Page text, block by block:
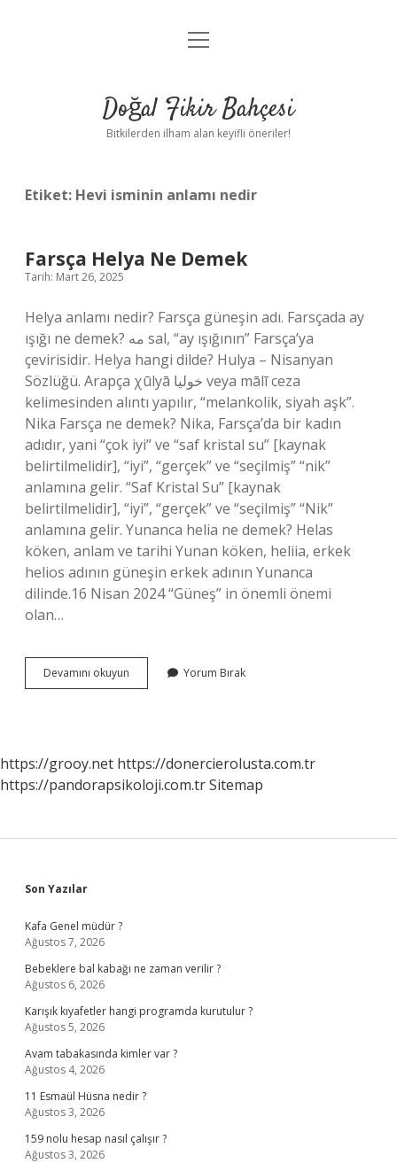
Anasayfa
Yasal Uyarı
menüyü
Doğal Fikir Bahçesi
Bitkilerden ilham alan keyifli öneriler!
Etiket: Hevi isminin anlamı nedir
Farsça Helya Ne Demek
Tarih: Mart 26, 2025
Helya anlamı nedir? Farsça güneşin adı. Farsçada ay
ışığı ne demek? مه sal, “ay ışığının” Farsça’ya
çevirisidir. Helya hangi dilde? Hulya – Nisanyan
Sözlüğü. Arapça χūlyā خوليا veya mālī ceza
kelimesinden alıntı yapılır, “melankolik, siyah aşk”.
Nika Farsça ne demek? Nika, Farsça’da bir kadın
adıdır, yani “çok iyi” ve “saf kristal su” [kaynak
belirtilmelidir], “iyi”, “gerçek” ve “seçilmiş” “nik”
anlamına gelir. “Saf Kristal Su” [kaynak
belirtilmelidir], “iyi”, “gerçek” ve “seçilmiş” “Nik”
anlamına gelir. Yunanca helia ne demek? Helas
köken, anlam ve tarihi Yunan köken, heliia, erkek
helios adının güneşin erkek adının Yunanca
dilinde.16 Nisan 2024 “Güneş” in önemli önemi
olan…
Devamını okuyun
Helya
Yorum Bırak
https://grooy.net https://donercierolusta.com.tr
https://pandorapsikoloji.com.trSitemap
Sidebar
Son Yazılar
Kafa Genel müdür ?
Ağustos 7, 2026
Bebeklere bal kabağı ne zaman verilir ?
Ağustos 6, 2026
Karışık kıyafetler hangi programda kurutulur ?
Ağustos 5, 2026
Avam tabakasında kimler var ?
Ağustos 4, 2026
11 Esmaül Hüsna nedir ?
Ağustos 3, 2026
159 nolu hesap nasıl çalışır ?
Ağustos 3, 2026